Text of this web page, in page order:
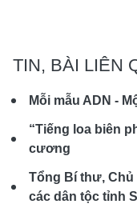
TIN, BÀI LIÊN
Mỗi mẫu ADN -
“Tiếng loa biên
cương
Tổng Bí thư,
các dân tộc tỉnh